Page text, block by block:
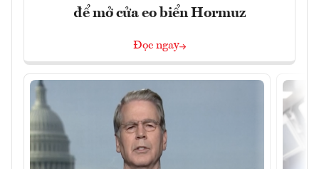
để mở cửa eo biển Hormuz
Đọc ngay